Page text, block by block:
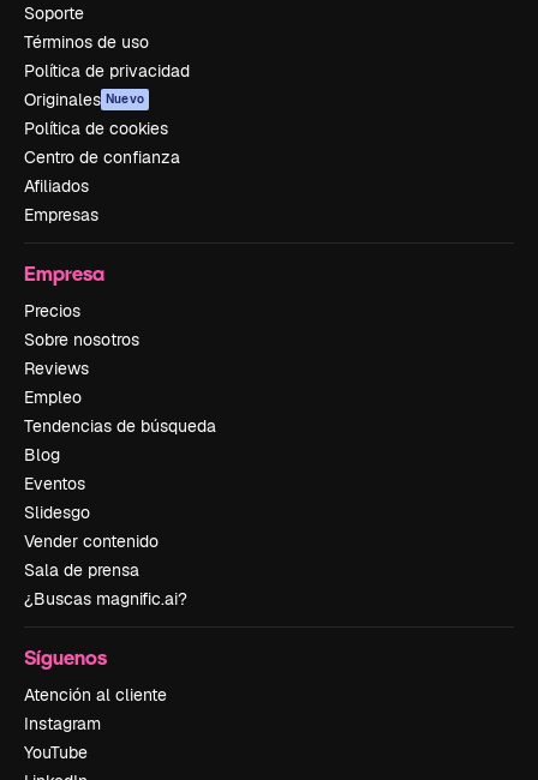
Soporte
Términos de uso
Política de privacidad
Originales Nuevo
Política de cookies
Centro de confianza
Afiliados
Empresas
Empresa
Precios
Sobre nosotros
Reviews
Empleo
Tendencias de búsqueda
Blog
Eventos
Slidesgo
Vender contenido
Sala de prensa
¿Buscas magnific.ai?
Síguenos
Atención al cliente
Instagram
YouTube